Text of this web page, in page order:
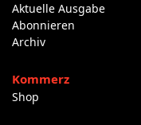
Aktuelle Ausgabe
Abonnieren
Archiv
Kommerz
Shop